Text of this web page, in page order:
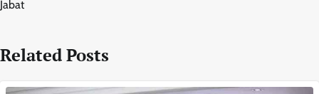
Jabat
Related Posts